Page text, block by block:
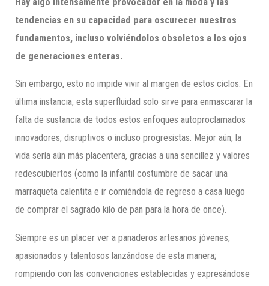
tendencias en su capacidad para oscurecer nuestros
fundamentos, incluso volviéndolos obsoletos a los ojos
de generaciones enteras.
Sin embargo, esto no impide vivir al margen de estos ciclos. En
última instancia, esta superfluidad solo sirve para enmascarar la
falta de sustancia de todos estos enfoques autoproclamados
innovadores, disruptivos o incluso progresistas. Mejor aún, la
vida sería aún más placentera, gracias a una sencillez y valores
redescubiertos (como la infantil costumbre de sacar una
marraqueta calentita e ir comiéndola de regreso a casa luego
de comprar el sagrado kilo de pan para la hora de once).
Siempre es un placer ver a panaderos artesanos jóvenes,
apasionados y talentosos lanzándose de esta manera;
rompiendo con las convenciones establecidas y expresándose